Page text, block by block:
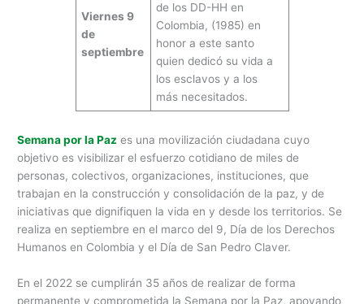
Viernes 9
de
septiembre
de los DD-HH en
Colombia, (1985) en
honor a este santo
quien dedicó su vida a
los esclavos y a los
más necesitados.
Semana por la Paz es una movilización ciudadana cuyo
objetivo es visibilizar el esfuerzo cotidiano de miles de
personas, colectivos, organizaciones, instituciones, que
trabajan en la construcción y consolidación de la paz, y de
iniciativas que dignifiquen la vida en y desde los territorios. Se
realiza en septiembre en el marco del 9, Día de los Derechos
Humanos en Colombia y el Día de San Pedro Claver.
En el 2022 se cumplirán 35 años de realizar de forma
permanente y comprometida la Semana por la Paz, apoyando